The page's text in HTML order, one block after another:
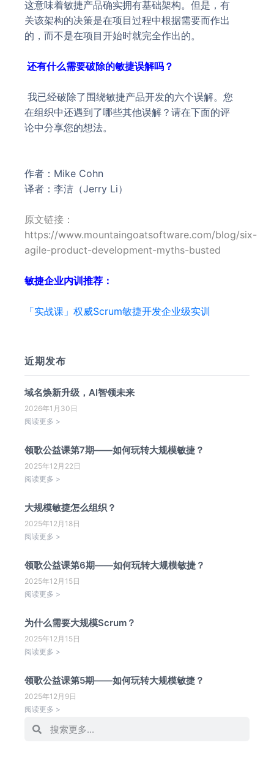
这意味着敏捷产品确实拥有基础架构。但是，有
关该架构的决策是在项目过程中根据需要而作出
的，而不是在项目开始时就完全作出的。
还有什么需要破除的敏捷误解吗？
我已经破除了围绕敏捷产品开发的六个误解。您
在组织中还遇到了哪些其他误解？请在下面的评
论中分享您的想法。
作者：Mike Cohn
译者：李洁（Jerry Li）
原文链接：
https://www.mountaingoatsoftware.com/blog/six-
agile-product-development-myths-busted
敏捷企业内训推荐：
「实战课」权威Scrum敏捷开发企业级实训
近期发布
域名焕新升级，AI智领未来
2026年1月30日
阅读更多 >
领歌公益课第7期——如何玩转大规模敏捷？
2025年12月22日
阅读更多 >
大规模敏捷怎么组织？
2025年12月18日
阅读更多 >
领歌公益课第6期——如何玩转大规模敏捷？
2025年12月15日
阅读更多 >
为什么需要大规模Scrum？
2025年12月15日
阅读更多 >
领歌公益课第5期——如何玩转大规模敏捷？
2025年12月9日
阅读更多 >